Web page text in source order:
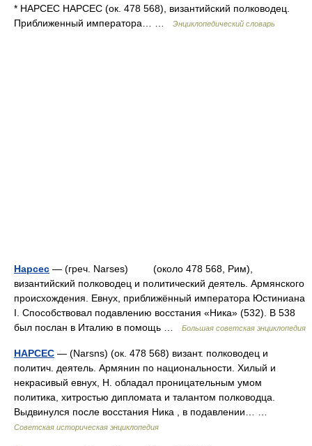
* НАРСЕС НАРСЕС (ок. 478 568), византийский полководец.
Приближенный императора… …
Энциклопедический словарь
Нарсес — (греч. Narses) (около 478 568, Рим),
византийский полководец и политический деятель. Армянского
происхождения. Евнух, приближённый императора Юстиниана
I. Способствовал подавлению восстания «Ника» (532). В 538
был послан в Италию в помощь …
Большая советская энциклопедия
НАРСЕС — (Narsns) (ок. 478 568) визант. полководец и
политич. деятель. Армянин по национальности. Хилый и
некрасивый евнух, Н. обладал проницательным умом
политика, хитростью дипломата и талантом полководца.
Выдвинулся после восстания Ника , в подавлении… …
Советская историческая энциклопедия